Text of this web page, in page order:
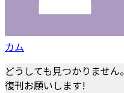
カム
どうしても見つかりません。
復刊お願いします!